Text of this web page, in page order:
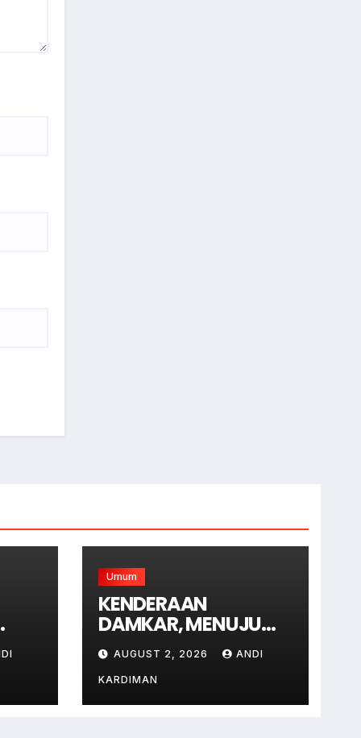
.
Umum
KENDERAAN
DAMKAR, MENUJU
LOKASI KEBAKARAN
DI JAGAKARSA
JAKARTA SELATAN
AUGUST 2, 2026 ANDI
KARDIMAN